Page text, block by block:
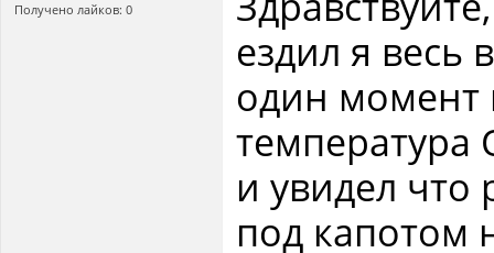
Получено лайков: 0
ездил я весь
один момент
температура
и увидел что
под капотом